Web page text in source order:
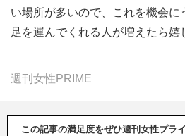
い場所が多いので、これを機会に
足を運んでくれる人が増えたら嬉
週刊女性PRIME
この記事の満足度をぜひ週刊女性プラ